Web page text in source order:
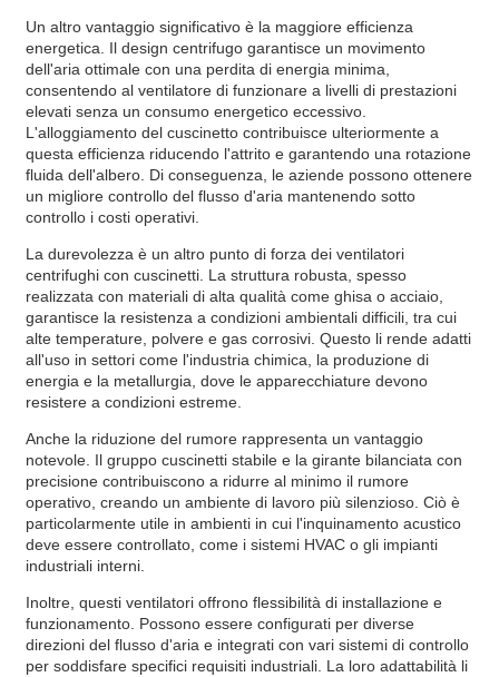
Un altro vantaggio significativo è la maggiore efficienza
energetica. Il design centrifugo garantisce un movimento
dell'aria ottimale con una perdita di energia minima,
consentendo al ventilatore di funzionare a livelli di prestazioni
elevati senza un consumo energetico eccessivo.
L'alloggiamento del cuscinetto contribuisce ulteriormente a
questa efficienza riducendo l'attrito e garantendo una rotazione
fluida dell'albero. Di conseguenza, le aziende possono ottenere
un migliore controllo del flusso d'aria mantenendo sotto
controllo i costi operativi.
La durevolezza è un altro punto di forza dei ventilatori
centrifughi con cuscinetti. La struttura robusta, spesso
realizzata con materiali di alta qualità come ghisa o acciaio,
garantisce la resistenza a condizioni ambientali difficili, tra cui
alte temperature, polvere e gas corrosivi. Questo li rende adatti
all'uso in settori come l'industria chimica, la produzione di
energia e la metallurgia, dove le apparecchiature devono
resistere a condizioni estreme.
Anche la riduzione del rumore rappresenta un vantaggio
notevole. Il gruppo cuscinetti stabile e la girante bilanciata con
precisione contribuiscono a ridurre al minimo il rumore
operativo, creando un ambiente di lavoro più silenzioso. Ciò è
particolarmente utile in ambienti in cui l'inquinamento acustico
deve essere controllato, come i sistemi HVAC o gli impianti
industriali interni.
Inoltre, questi ventilatori offrono flessibilità di installazione e
funzionamento. Possono essere configurati per diverse
direzioni del flusso d'aria e integrati con vari sistemi di controllo
per soddisfare specifici requisiti industriali. La loro adattabilità li